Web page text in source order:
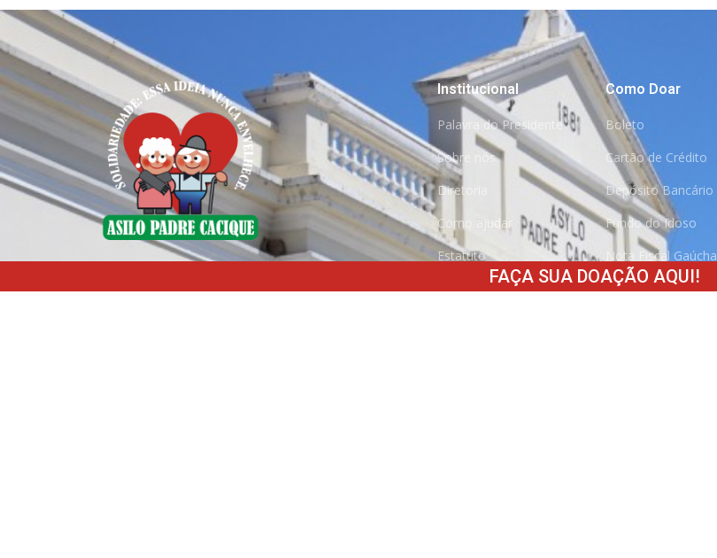
Menino Deus
Institucional
Palavra do Presidente
Sobre nós
Diretoria
Como ajudar
Estatuto
Transparência
Como Doar
Boleto
Cartão de Crédito
Depósito Bancário
Fundo do Idoso
Nota Fiscal Gaúcha
Pix
FAÇA SUA DOAÇÃO AQUI!